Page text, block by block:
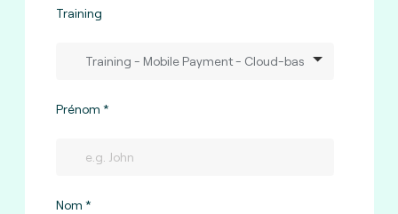
Training
Prénom
Nom